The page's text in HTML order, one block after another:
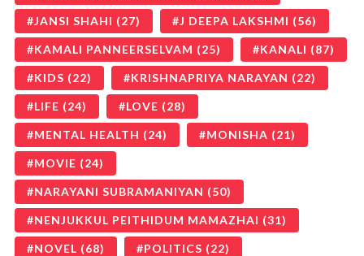
JANSI SHAHI (27) J DEEPA LAKSHMI (56)
KAMALI PANNEERSELVAM (25) KANALI (87)
KIDS (22) KRISHNAPRIYA NARAYAN (22)
LIFE (24) LOVE (28)
MENTAL HEALTH (24) MONISHA (21)
MOVIE (24)
NARAYANI SUBRAMANIYAN (50)
NENJUKKUL PEITHIDUM MAMAZHAI (31)
NOVEL (68) POLITICS (22)